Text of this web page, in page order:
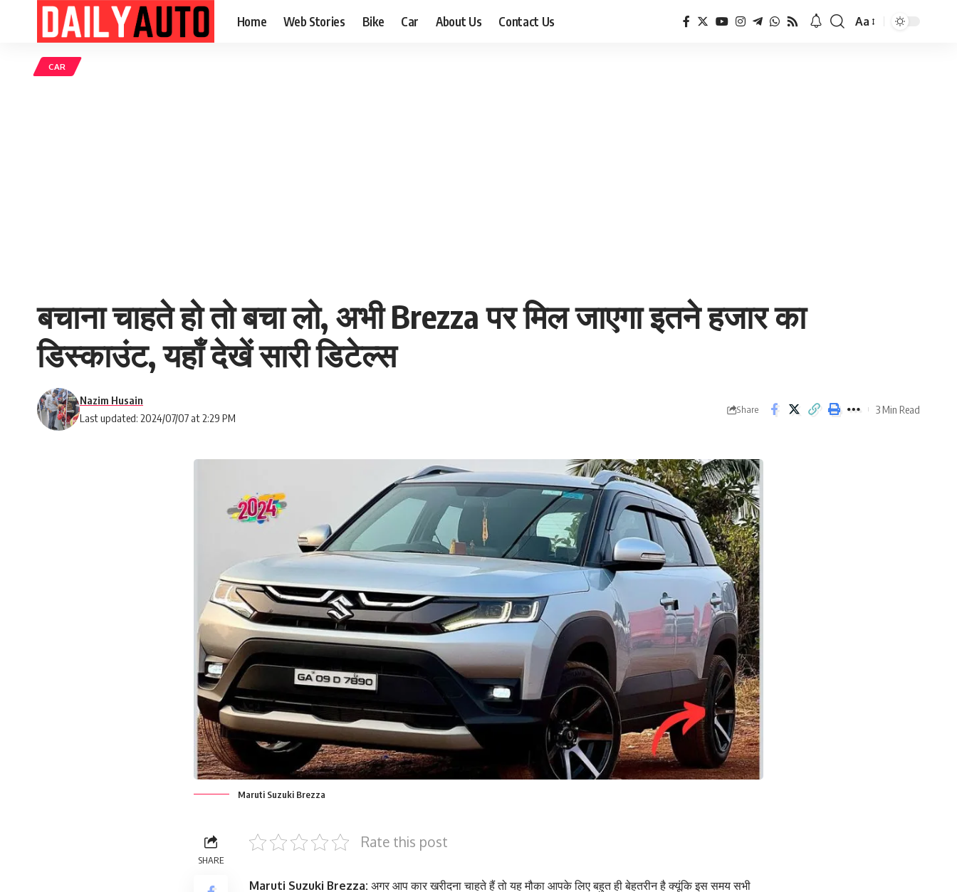
Home Web Stories Bike Car About Us Contact Us
Font
Aa
CAR
बचाना चाहते हो तो बचा लो, अभी Brezza पर मिल जाएगा इतने हजार का
डिस्काउंट, यहाँ देखें सारी डिटेल्स
Last updated: 2024/07/07 at 2:29 PM
Nazim Husain
Share 3 Min Read
Maruti Suzuki Brezza
SHARE
Rate this post
Maruti Suzuki Brezza: अगर आप कार खरीदना चाहते हैं तो यह मौका आपके लिए बहुत ही बेहतरीन है क्यूंकि इस समय सभी